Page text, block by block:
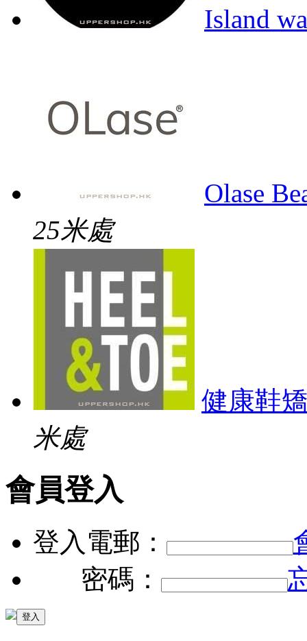
Island
Olase
25米處
健康鞋
米處
會員登入
登入電郵：
密碼：